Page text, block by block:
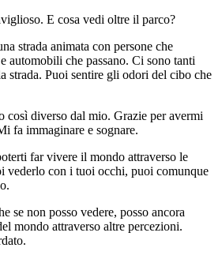
E cosa vedi oltre il parco?
strada animata con persone che
automobili che passano. Ci sono tanti
strada. Puoi sentire gli odori del cibo che
così diverso dal mio. Grazie per avermi
fa immaginare e sognare.
far vivere il mondo attraverso le
vederlo con i tuoi occhi, puoi comunque
se non posso vedere, posso ancora
mondo attraverso altre percezioni.